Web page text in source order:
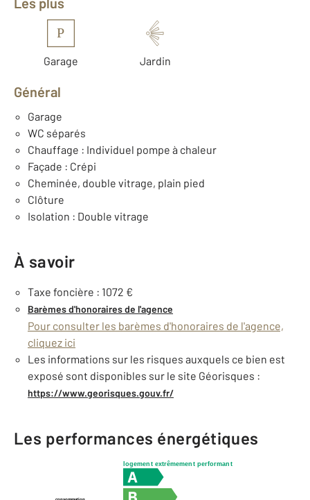
P
Garage Jardin
Général
Garage
WC séparés
Chauffage : Individuel pompe à chaleur
Façade : Crépi
Cheminée, double vitrage, plain pied
Clôture
Isolation : Double vitrage
À savoir
Taxe foncière : 1072 €
Barèmes d'honoraires de l'agence
Pour consulter les barèmes d'honoraires de l'agence,
cliquez ici
Les informations sur les risques auxquels ce bien est
exposé sont disponibles sur le site Géorisques :
https://www.georisques.gouv.fr/
Les performances énergétiques
logement extrêmement performant